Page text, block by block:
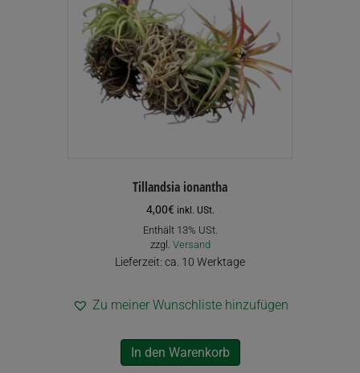
Tillandsia ionantha
4,00€ inkl. USt.
Enthält 13% USt.
zzgl. Versand
Lieferzeit: ca. 10 Werktage
Zu meiner Wunschliste hinzufügen
In den Warenkorb